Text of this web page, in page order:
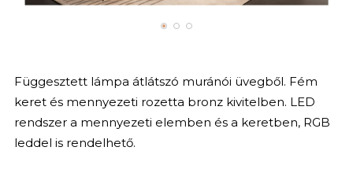
Függesztett lámpa átlátszó muránói üvegből. Fém
keret és mennyezeti rozetta bronz kivitelben. LED
rendszer a mennyezeti elemben és a keretben, RGB
leddel is rendelhető.